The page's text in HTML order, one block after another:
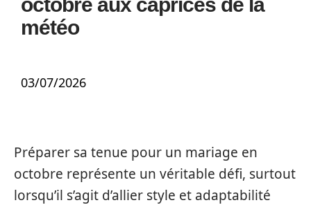
météo
03/07/2026
Préparer sa tenue pour un mariage en
octobre représente un véritable défi, surtout
lorsqu’il s’agit d’allier style et adaptabilité